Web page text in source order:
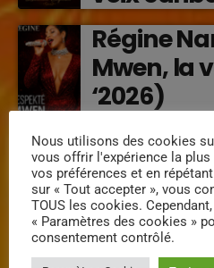
en
Régine
Mwen, la
‘2026)
« Lanmou
la
entre
Jocelyne
Nous utilisons des cookies
vous offrir l'expérience la
vos préférences et en
sur « Tout accepter », vous
TOUS les cookies.
« Paramètres des cookies »
consentement contrôlé.